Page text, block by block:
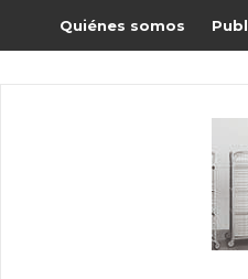
Quiénes somos